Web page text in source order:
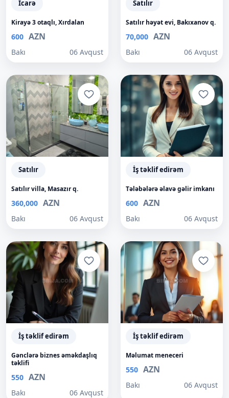
İcarə
Kirayə 3 otaqlı, Xırdalan
600 AZN
Bakı 06 Avqust
Satılır
Satılır həyət evi, Bakıxanov q.
70,000 AZN
Bakı 06 Avqust
Satılır
Satılır villa, Masazır q.
360,000 AZN
Bakı 06 Avqust
İş təklif edirəm
Tələbələrə əlavə gəlir imkanı
600 AZN
Bakı 06 Avqust
İş təklif edirəm
Gənclərə biznes əməkdaşlıq
təklifi
550 AZN
Bakı 06 Avqust
İş təklif edirəm
Məlumat meneceri
550 AZN
Bakı 06 Avqust